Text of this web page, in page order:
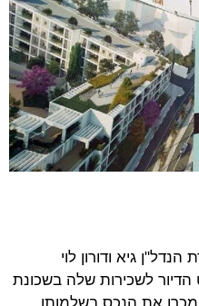
גיא ודורון לוי
הדיור לשכירות שלה בשכונת